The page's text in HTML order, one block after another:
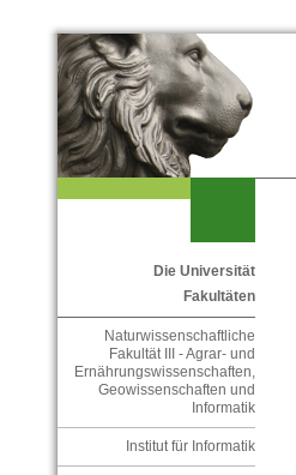
Die Universität
Fakultäten
Naturwissenschaftliche
Fakultät III - Agrar- und
Ernährungswissenschaften,
Geowissenschaften und
Informatik
Institut für Informatik